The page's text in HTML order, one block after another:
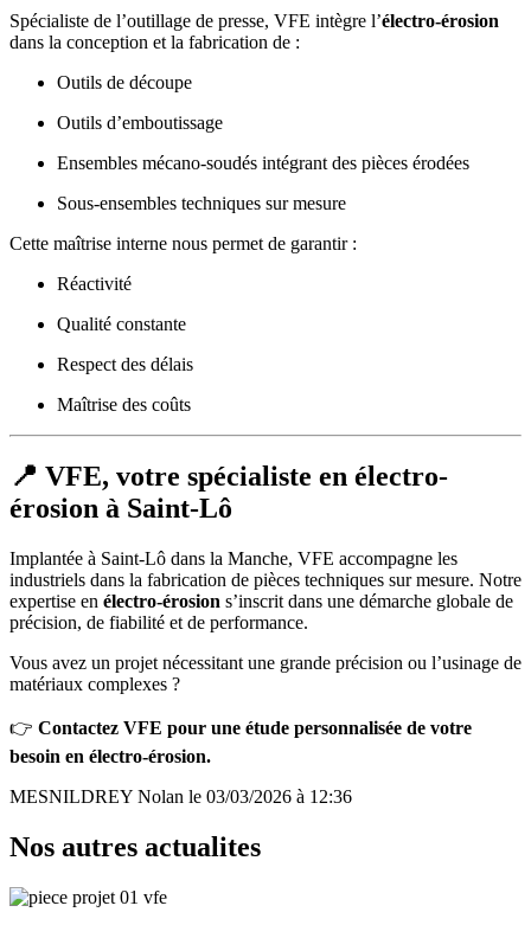
Spécialiste de l’outillage de presse, VFE intègre l’électro-érosion
dans la conception et la fabrication de :
Outils de découpe
Outils d’emboutissage
Ensembles mécano-soudés intégrant des pièces érodées
Sous-ensembles techniques sur mesure
Cette maîtrise interne nous permet de garantir :
Réactivité
Qualité constante
Respect des délais
Maîtrise des coûts
📍 VFE, votre spécialiste en électro-
érosion à Saint-Lô
Implantée à Saint-Lô dans la Manche, VFE accompagne les
industriels dans la fabrication de pièces techniques sur mesure. Notre
expertise en électro-érosion s’inscrit dans une démarche globale de
précision, de fiabilité et de performance.
Vous avez un projet nécessitant une grande précision ou l’usinage de
matériaux complexes ?
👉 Contactez VFE pour une étude personnalisée de votre
besoin en électro-érosion.
MESNILDREY Nolan le 03/03/2026 à 12:36
Nos autres actualites